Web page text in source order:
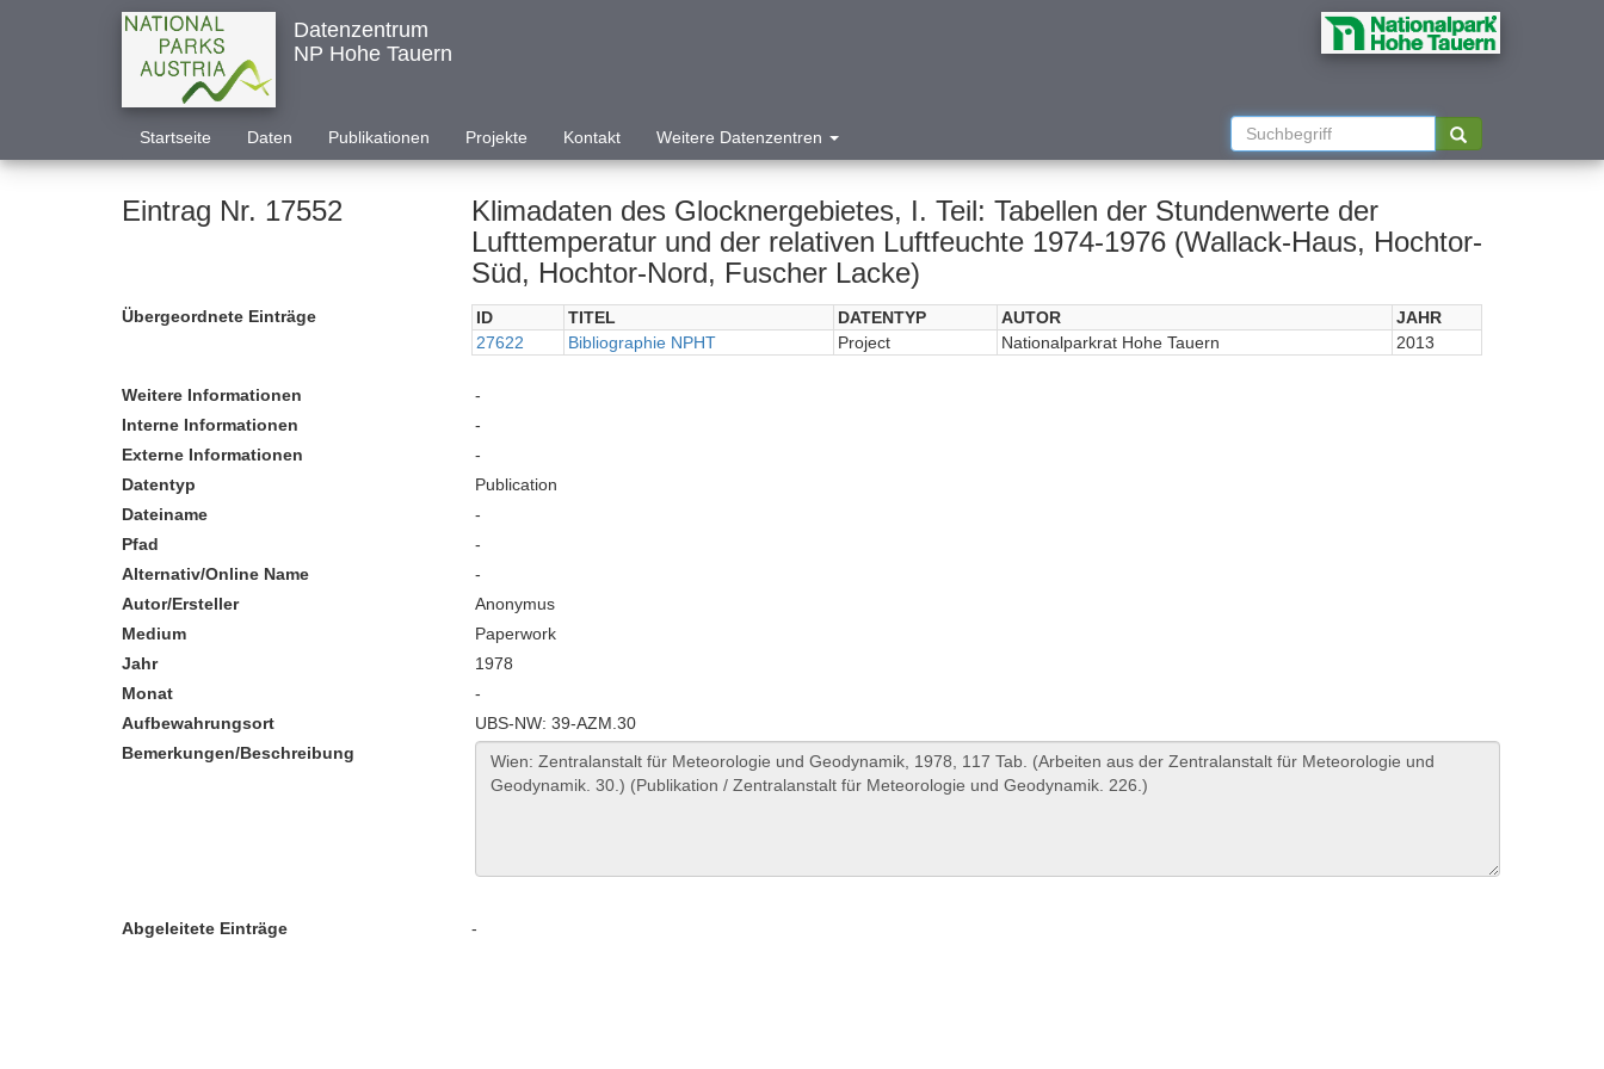
Datenzentrum
NP Hohe Tauern
Startseite Daten Publikationen Projekte Kontakt Weitere Datenzentren
Eintrag Nr. 17552
Klimadaten des Glocknergebietes, I. Teil: Tabellen der Stundenwerte der
Lufttemperatur und der relativen Luftfeuchte 1974-1976 (Wallack-Haus, Hochtor-
Süd, Hochtor-Nord, Fuscher Lacke)
Übergeordnete Einträge ID TITEL DATENTYP AUTOR
JAHR
27622
Bibliographie NPHT Project Nationalparkrat Hohe Tauern 2013
Weitere Informationen
-
Interne Informationen
-
Externe Informationen
-
Datentyp
Publication
Dateiname
-
Pfad
-
Alternativ/Online Name
-
Autor/Ersteller
Anonymus
Medium
Paperwork
Jahr
1978
Monat
-
Aufbewahrungsort
UBS-NW: 39-AZM.30
Bemerkungen/Beschreibung
Abgeleitete Einträge -